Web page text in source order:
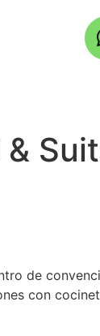
de
con